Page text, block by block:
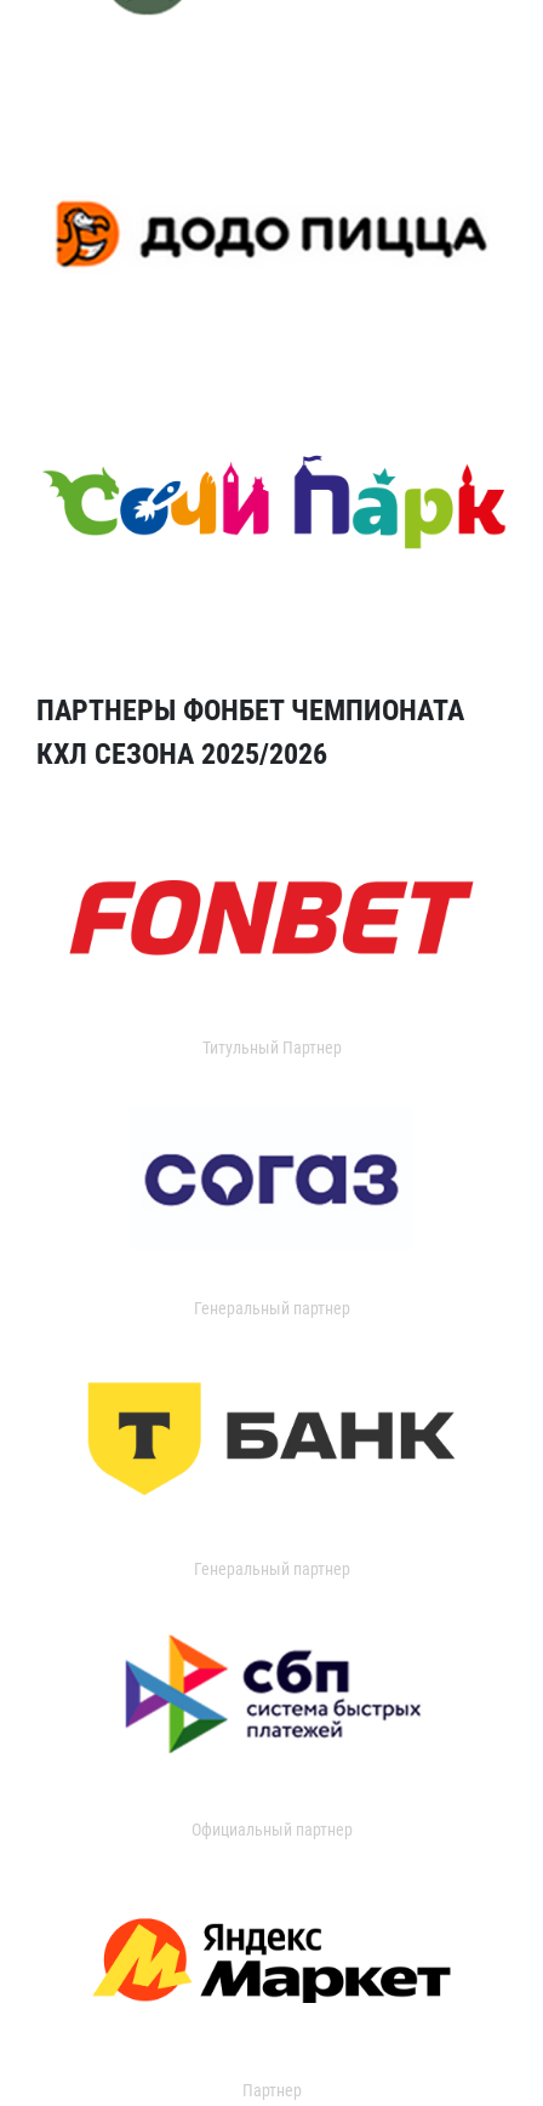
ПАРТНЕРЫ ФОНБЕТ ЧЕМПИОНАТА
КХЛ СЕЗОНА 2025/2026
Титульный Партнер
Генеральный партнер
Генеральный партнер
Официальный партнер
Партнер